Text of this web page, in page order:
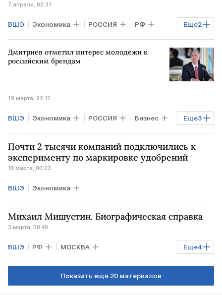
Дональд Трамп
7 апреля, 02:31
Еще2
ВШЭ Экономика РОССИЯ РФ
НИУ ВШЭ Росстат
Дмитриев отметил интерес молодежи к
российским брендам
19 марта, 22:12
Еще3
ВШЭ Экономика РОССИЯ Бизнес
РФ Кирилл Дмитриев Instagram
Почти 2 тысячи компаний подключились к
эксперименту по маркировке удобрений
18 марта, 00:23
ВШЭ Экономика
Михаил Мишустин. Биографическая справка
3 марта, 00:40
Еще4
ВШЭ РФ МОСКВА
Михаил Мишустин Владимир Путин
Показать еще 20 материалов